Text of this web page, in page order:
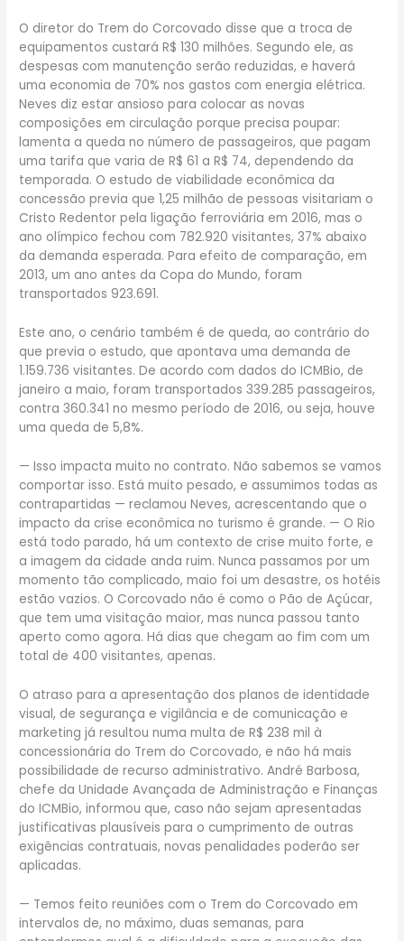
O diretor do Trem do Corcovado disse que a troca de
equipamentos custará R$ 130 milhões. Segundo ele, as
despesas com manutenção serão reduzidas, e haverá
uma economia de 70% nos gastos com energia elétrica.
Neves diz estar ansioso para colocar as novas
composições em circulação porque precisa poupar:
lamenta a queda no número de passageiros, que pagam
uma tarifa que varia de R$ 61 a R$ 74, dependendo da
temporada. O estudo de viabilidade econômica da
concessão previa que 1,25 milhão de pessoas visitariam o
Cristo Redentor pela ligação ferroviária em 2016, mas o
ano olímpico fechou com 782.920 visitantes, 37% abaixo
da demanda esperada. Para efeito de comparação, em
2013, um ano antes da Copa do Mundo, foram
transportados 923.691.
Este ano, o cenário também é de queda, ao contrário do
que previa o estudo, que apontava uma demanda de
1.159.736 visitantes. De acordo com dados do ICMBio, de
janeiro a maio, foram transportados 339.285 passageiros,
contra 360.341 no mesmo período de 2016, ou seja, houve
uma queda de 5,8%.
— Isso impacta muito no contrato. Não sabemos se vamos
comportar isso. Está muito pesado, e assumimos todas as
contrapartidas — reclamou Neves, acrescentando que o
impacto da crise econômica no turismo é grande. — O Rio
está todo parado, há um contexto de crise muito forte, e
a imagem da cidade anda ruim. Nunca passamos por um
momento tão complicado, maio foi um desastre, os hotéis
estão vazios. O Corcovado não é como o Pão de Açúcar,
que tem uma visitação maior, mas nunca passou tanto
aperto como agora. Há dias que chegam ao fim com um
total de 400 visitantes, apenas.
O atraso para a apresentação dos planos de identidade
visual, de segurança e vigilância e de comunicação e
marketing já resultou numa multa de R$ 238 mil à
concessionária do Trem do Corcovado, e não há mais
possibilidade de recurso administrativo. André Barbosa,
chefe da Unidade Avançada de Administração e Finanças
do ICMBio, informou que, caso não sejam apresentadas
justificativas plausíveis para o cumprimento de outras
exigências contratuais, novas penalidades poderão ser
aplicadas.
— Temos feito reuniões com o Trem do Corcovado em
intervalos de, no máximo, duas semanas, para